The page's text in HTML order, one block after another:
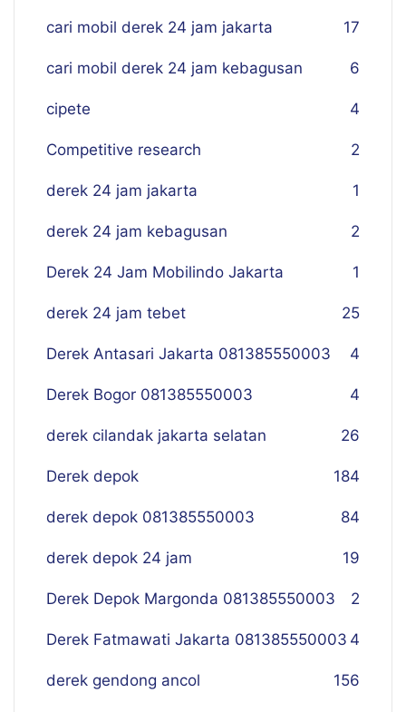
cari mobil derek 24 jam jakarta 17
cari mobil derek 24 jam kebagusan 6
cipete 4
Competitive research 2
derek 24 jam jakarta 1
derek 24 jam kebagusan 2
Derek 24 Jam Mobilindo Jakarta 1
derek 24 jam tebet 25
Derek Antasari Jakarta 081385550003 4
Derek Bogor 081385550003 4
derek cilandak jakarta selatan 26
Derek depok 184
derek depok 081385550003 84
derek depok 24 jam 19
Derek Depok Margonda 081385550003 2
Derek Fatmawati Jakarta 081385550003 4
derek gendong ancol 156